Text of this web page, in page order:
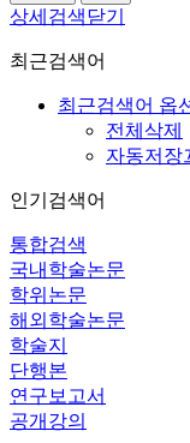
상세검색닫기
최근검색어
최근검색어 옵
전체삭제
자동저장
인기검색어
통합검색
국내학술논문
학위논문
해외학술논문
학술지
단행본
연구보고서
공개강의